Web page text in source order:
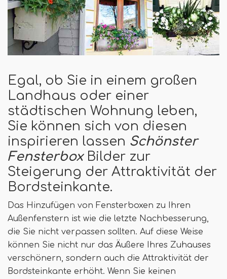
Egal, ob Sie in einem großen
Landhaus oder einer
städtischen Wohnung leben,
Sie können sich von diesen
inspirieren lassen Schönster
FensterboxBilder zur
Steigerung der Attraktivität der
Bordsteinkante.
Das Hinzufügen von Fensterboxen zu Ihren
Außenfenstern ist wie die letzte Nachbesserung,
die Sie nicht verpassen sollten. Auf diese Weise
können Sie nicht nur das Äußere Ihres Zuhauses
verschönern, sondern auch die Attraktivität der
Bordsteinkante erhöht. Wenn Sie keinen